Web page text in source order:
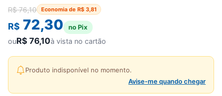
R$76,10 Economia de R$ 3,81
R$ 72,30 no Pix
ouR$ 76,10à vista no cartão
Produto indisponível no momento.
Avise-me quando chegar